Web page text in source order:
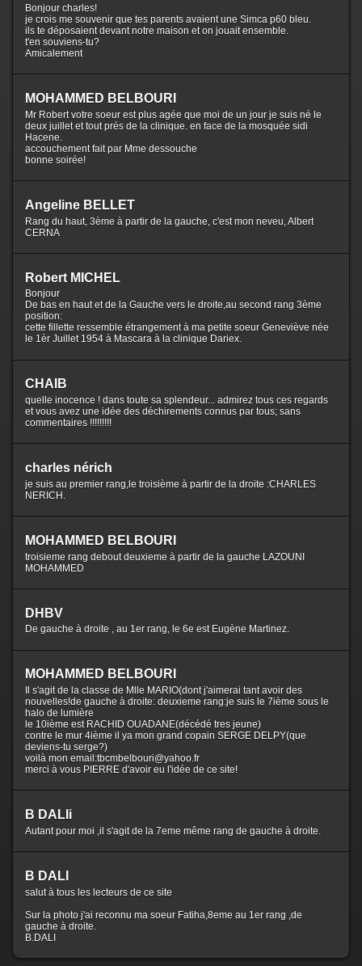
Bonjour charles!
je crois me souvenir que tes parents avaient une Simca p60 bleu.
ils te déposaient devant notre maison et on jouait ensemble.
t'en souviens-tu?
Amicalement
MOHAMMED BELBOURI
Mr Robert votre soeur est plus agée que moi de un jour je suis né le
deux juillet et tout prés de la clinique. en face de la mosquée sidi
Hacene.
accouchement fait par Mme dessouche
bonne soirée!
Angeline BELLET
Rang du haut, 3ème à partir de la gauche, c'est mon neveu, Albert
CERNA
Robert MICHEL
Bonjour
De bas en haut et de la Gauche vers le droite,au second rang 3ème
position:
cette fillette ressemble étrangement à ma petite soeur Geneviève née
le 1èr Juillet 1954 à Mascara à la clinique Dariex.
CHAIB
quelle inocence ! dans toute sa splendeur... admirez tous ces regards
et vous avez une idée des déchirements connus par tous; sans
commentaires !!!!!!!!!
charles nérich
je suis au premier rang,le troisième à partir de la droite :CHARLES
NERICH.
MOHAMMED BELBOURI
troisieme rang debout deuxieme à partir de la gauche LAZOUNI
MOHAMMED
DHBV
De gauche à droite , au 1er rang, le 6e est Eugène Martinez.
MOHAMMED BELBOURI
Il s'agit de la classe de Mlle MARIO(dont j'aimerai tant avoir des
nouvelles!de gauche à droite: deuxieme rang:je suis le 7ième sous le
halo de lumière
le 10ième est RACHID OUADANE(décédé tres jeune)
contre le mur 4ième il ya mon grand copain SERGE DELPY(que
deviens-tu serge?)
voilà mon email:tbcmbelbouri@yahoo.fr
merci à vous PIERRE d'avoir eu l'idée de ce site!
B DALIi
Autant pour moi ,il s'agit de la 7eme même rang de gauche à droite.
B DALI
salut à tous les lecteurs de ce site
Sur la photo j'ai reconnu ma soeur Fatiha,8eme au 1er rang ,de
gauche à droite.
B.DALI